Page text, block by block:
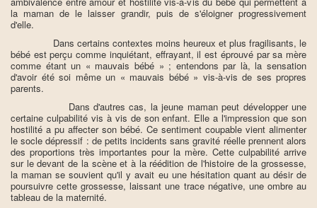
la maman de le laisser grandir, puis de s'éloigner progressivement
d'elle.
Dans certains contextes moins heureux et plus fragilisants, le
bébé est perçu comme inquiétant, effrayant, il est éprouvé par sa mère
comme étant un « mauvais bébé » ; entendons par là, la sensation
d'avoir été soi même un « mauvais bébé » vis-à-vis de ses propres
parents.
Dans d'autres cas, la jeune maman peut développer une
certaine culpabilité vis à vis de son enfant. Elle a l'impression que son
hostilité a pu affecter son bébé. Ce sentiment coupable vient alimenter
le socle dépressif : de petits incidents sans gravité réelle prennent alors
des proportions très importantes pour la mère. Cette culpabilité arrive
sur le devant de la scène et à la réédition de l'histoire de la grossesse,
la maman se souvient qu'il y avait eu une hésitation quant au désir de
poursuivre cette grossesse, laissant une trace négative, une ombre au
tableau de la maternité.